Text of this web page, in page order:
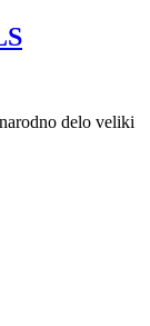
delo veliki